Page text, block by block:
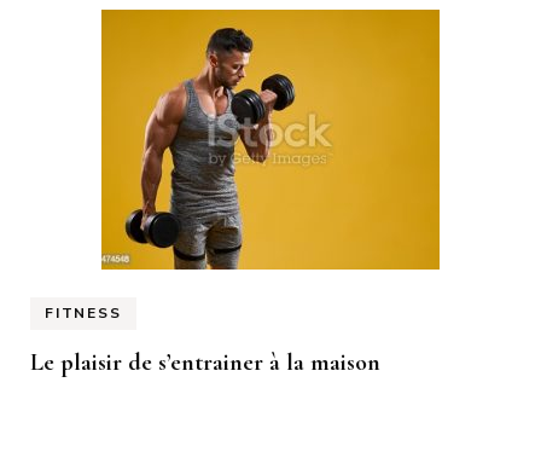
FITNESS
Le plaisir de s’entrainer à la maison